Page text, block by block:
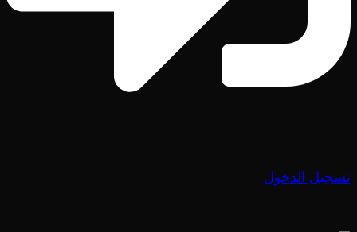
تسجيل الدخول